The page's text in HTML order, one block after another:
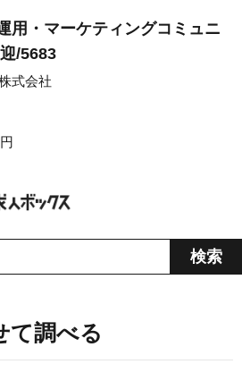
用・マーケティングコミュニ
/5683
式会社
て調べる